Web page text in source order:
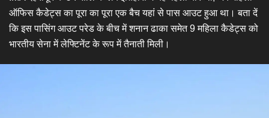
ऑफिस कैडेट्स का पूरा का पूरा एक बैच यहां से पास आउट हुआ था। बता दें
कि इस पासिंग आउट परेड के बीच में शनान ढाका समेत 9 महिला कैडेट्स को
भारतीय सेना में लेफ्टिनेंट के रूप में तैनाती मिली।​